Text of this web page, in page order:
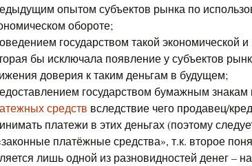
опытом субъектов рынка по
обороте;
государством такой экономической
бы исключала появление у субъектов
доверия к таким деньгам в будущем;
государством бумажным знакам
средств вследствие чего продавец/
платежи в этих деньгах (поэтому
платёжные средства», т.к. второе
лишь одной из разновидностей денег –